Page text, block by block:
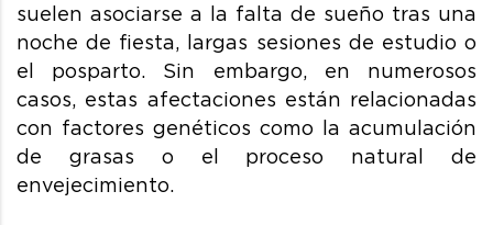
suelen asociarse a la falta de sueño tras una
noche de fiesta, largas sesiones de estudio o
el posparto. Sin embargo, en numerosos
casos, estas afectaciones están relacionadas
con factores genéticos como la acumulación
de grasas o el proceso natural de
envejecimiento.